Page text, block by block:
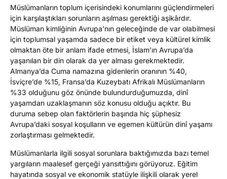
Müslümanların toplum içerisindeki konumlarını güçlendirmeleri
için karşılaştıkları sorunların aşılması gerektiği aşikârdır.
Müslüman kimliğinin Avrupa’nın geleceğinde de var olabilmesi
için toplumsal yaşamda sadece bir etiket veya kültürel kimlik
olmaktan öte bir anlam ifade etmesi, İslam’ın Avrupa’da
yaşanılan bir din olarak da yer alması gerekmektedir.
Almanya’da Cuma namazına gidenlerin oranının %40,
İsviçre’de %15, Fransa’da Kuzeybatı Afrikalı Müslümanların
%33 olduğunu göz önünde bulundurduğumuzda, dinî
yaşamdan uzaklaşmanın söz konusu olduğu açıktır. Bu
duruma sebep olan faktörlerin başında hiç şüphesiz
Avrupa’daki sosyal koşulların ve egemen kültürün dinî yaşamı
zorlaştırması gelmektedir.
Müslümanlarla ilgili sosyal sorunlara baktığımızda bazı temel
yargıların maalesef gerçeği yansıttığını görüyoruz. Eğitim
hayatında sosyal ve ekonomik statüyle ilişkili olarak yerel